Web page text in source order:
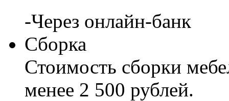
-Через онлайн-банк
Сборка
Стоимость сборки
менее 2 500 рублей.